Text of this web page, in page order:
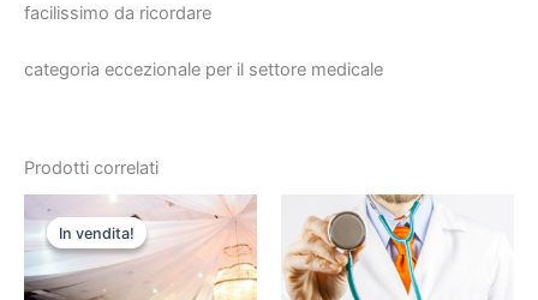
facilissimo da ricordare
categoria eccezionale per il settore medicale
Prodotti correlati
In vendita!
In vendita!
Il
prezzo
originale
era:
€22.000,00.
Il
prezzo
attuale
€450,00.